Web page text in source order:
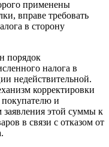
применены
вправе требовать
в сторону
порядок
налога в
недействительной.
корректировки
покупателю и
заявления этой суммы к
в связи с отказом от